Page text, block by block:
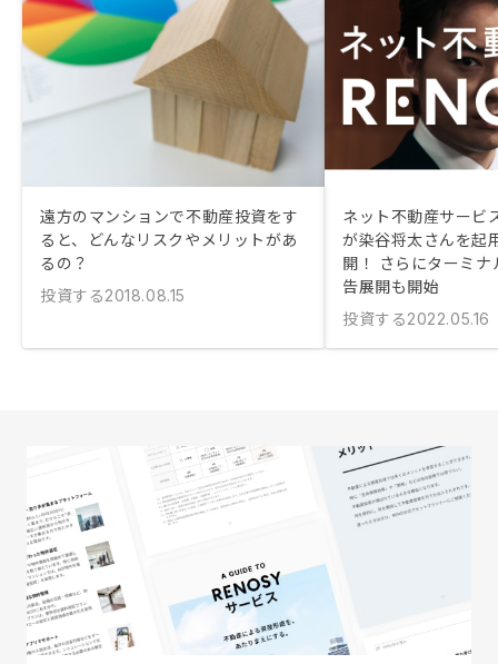
遠方のマンションで不動産投資をす
ると、どんなリスクやメリットがあ
るの？
投資する2018.08.15
ネット不動産サービ
が染谷将太さんを起
開！ さらにターミ
告展開も開始
投資する2022.05.16